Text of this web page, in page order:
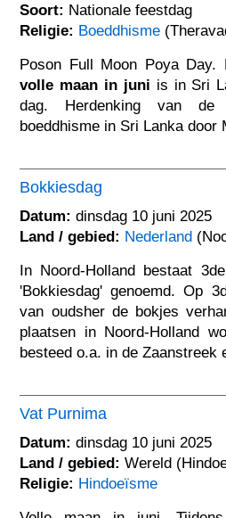
Soort: Nationale feestdag
Religie: Boeddhisme
Poson Full Moon Poya
volle maan in juni is in Sri
dag. Herdenking van
boeddhisme in Sri Lanka door
Bokkiesdag
Datum: dinsdag 10 juni 2025
Land / gebied: Nederland
In Noord-Holland bestaat
'Bokkiesdag' genoemd. Op
van oudsher de bokjes
plaatsen in Noord-Holland
besteed o.a. in de Zaanstreek
Vat Purnima
Datum: dinsdag 10 juni 2025
Land / gebied: Wereld
Religie: Hindoeïsme